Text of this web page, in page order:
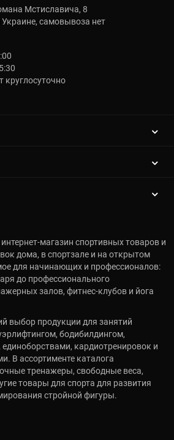
Мстиславича, 8
самовывоза нет
круглосуточно
магазин спортивных товаров и
дома, в спортзале и на открытом
для начинающих и профессионалов:
до профессионального
залов, фитнес-клубов и йога
выбор продукции для занятий
бодибилдингом,
кардиотренировок и
В ассортименте каталога
тренажеры, свободные веса,
товары для спорта для развития
стройной фигуры.